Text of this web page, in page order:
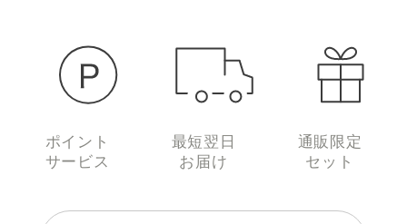
ポイント
サービス
最短翌日
お届け
通販限定
セット